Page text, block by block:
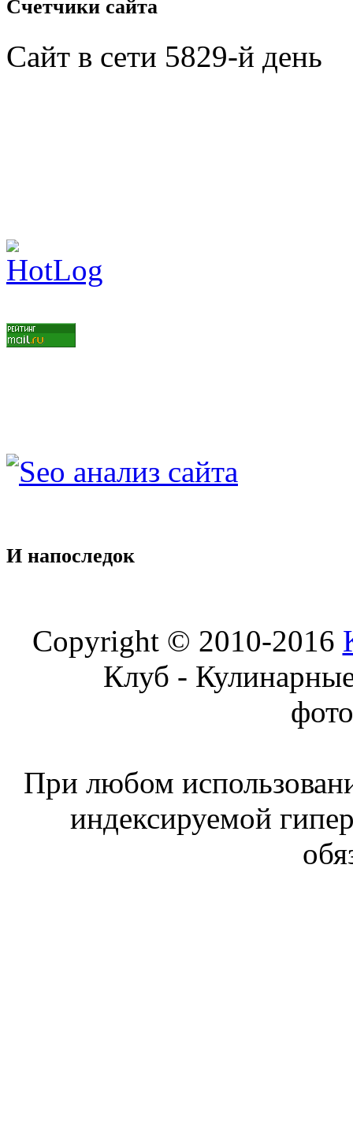
Счетчики сайта
Сайт в сети 5829-й день
И напоследок
Copyright © 2010-2016
Клуб -
При любом
индексируемой